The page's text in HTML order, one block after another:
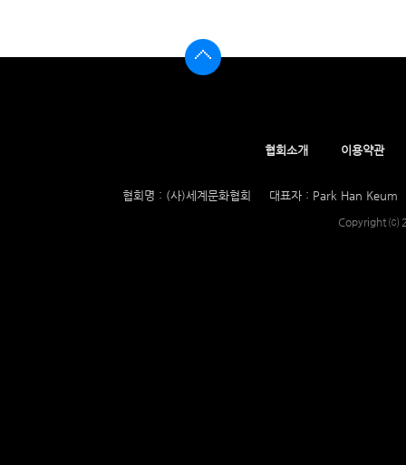
협회소개 이용약관
협회명 : (사)세계문화협회 대표자 : Park Han Keum
Copyright ⒞